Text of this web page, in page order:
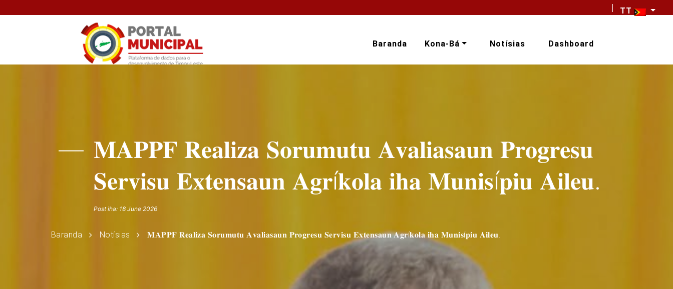
TT
Baranda Kona-Bá Notísias Dashboard
𝐌𝐀𝐏𝐏𝐅 𝐑𝐞𝐚𝐥𝐢𝐳𝐚 𝐒𝐨𝐫𝐮𝐦𝐮𝐭𝐮 𝐀𝐯𝐚𝐥𝐢𝐚𝐬𝐚𝐮𝐧 𝐏𝐫𝐨𝐠𝐫𝐞𝐬𝐮
𝐒𝐞𝐫𝐯𝐢𝐬𝐮 𝐄𝐱𝐭𝐞𝐧𝐬𝐚𝐮𝐧 𝐀𝐠𝐫í𝐤𝐨𝐥𝐚 𝐢𝐡𝐚 𝐌𝐮𝐧𝐢𝐬í𝐩𝐢𝐮 𝐀𝐢𝐥𝐞𝐮.
Post iha: 18 June 2026
Baranda Notísias 𝐌𝐀𝐏𝐏𝐅 𝐑𝐞𝐚𝐥𝐢𝐳𝐚 𝐒𝐨𝐫𝐮𝐦𝐮𝐭𝐮 𝐀𝐯𝐚𝐥𝐢𝐚𝐬𝐚𝐮𝐧 𝐏𝐫𝐨𝐠𝐫𝐞𝐬𝐮 𝐒𝐞𝐫𝐯𝐢𝐬𝐮 𝐄𝐱𝐭𝐞𝐧𝐬𝐚𝐮𝐧 𝐀𝐠𝐫í𝐤𝐨𝐥𝐚 𝐢𝐡𝐚 𝐌𝐮𝐧𝐢𝐬í𝐩𝐢𝐮 𝐀𝐢𝐥𝐞𝐮.